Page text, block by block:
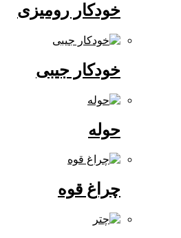
خودکار رومیزی
خودکار جیبی
چراغ قوه